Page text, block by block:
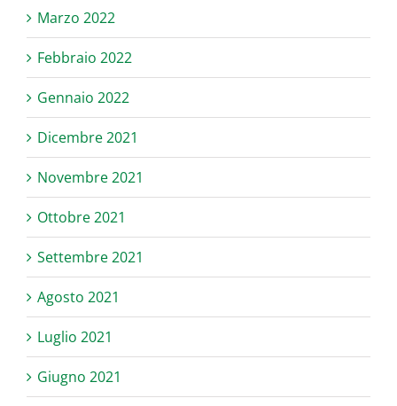
Marzo 2022
Febbraio 2022
Gennaio 2022
Dicembre 2021
Novembre 2021
Ottobre 2021
Settembre 2021
Agosto 2021
Luglio 2021
Giugno 2021